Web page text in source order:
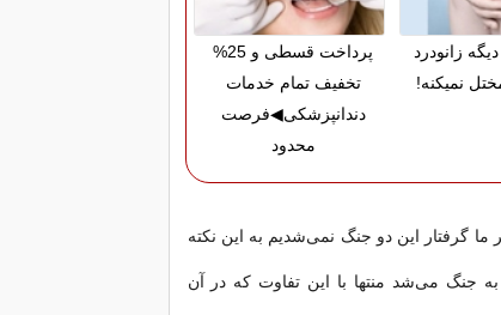
زانودرد
نمیکنه!
پرداخت قسطی و 25%
تخفیف تمام خدمات
دندانپزشکی◀فرصت
محدود
گرفتار این دو جنگ نمی‌شدیم به این نکته
جنگ می‌شد منتها با این تفاوت که در آن